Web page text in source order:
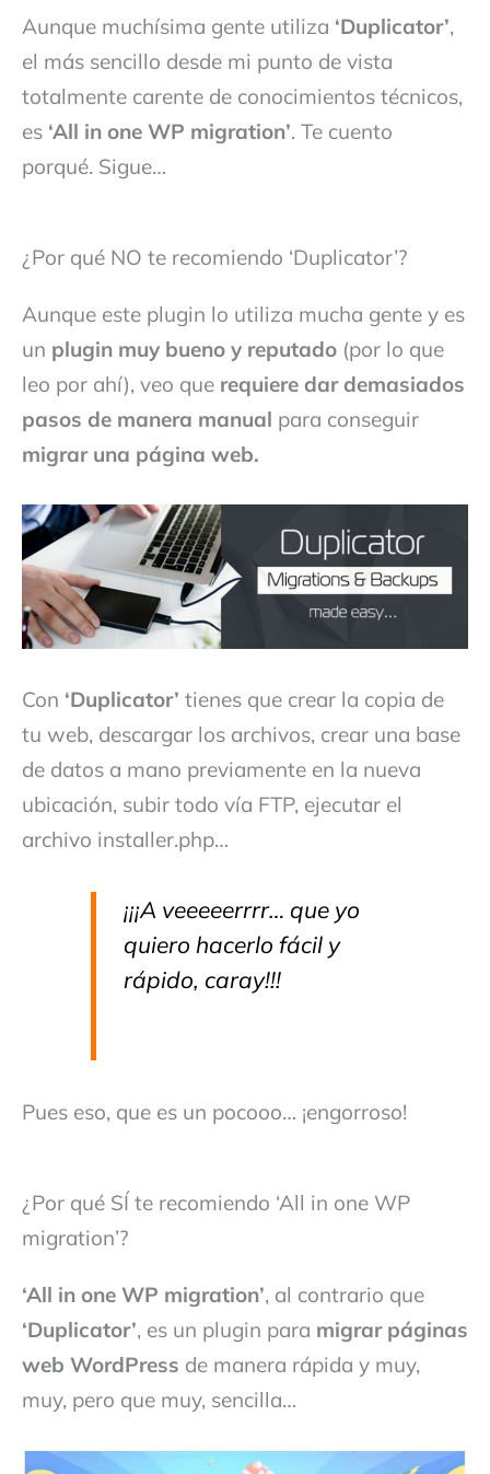
Aunque muchísima gente utiliza ‘Duplicator’,
el más sencillo desde mi punto de vista
totalmente carente de conocimientos técnicos,
es ‘All in one WP migration’. Te cuento
porqué. Sigue…
¿Por qué NO te recomiendo ‘Duplicator’?
Aunque este plugin lo utiliza mucha gente y es
un plugin muy bueno y reputado (por lo que
leo por ahí), veo que requiere dar demasiados
pasos de manera manual para conseguir
migrar una página web.
Con ‘Duplicator’ tienes que crear la copia de
tu web, descargar los archivos, crear una base
de datos a mano previamente en la nueva
ubicación, subir todo vía FTP, ejecutar el
archivo installer.php…
¡¡¡A veeeeerrrr… que yo
quiero hacerlo fácil y
rápido, caray!!!
Pues eso, que es un pocooo… ¡engorroso!
¿Por qué SÍ te recomiendo ‘All in one WP
migration’?
‘All in one WP migration’, al contrario que
‘Duplicator’, es un plugin para migrar páginas
web WordPress de manera rápida y muy,
muy, pero que muy, sencilla…